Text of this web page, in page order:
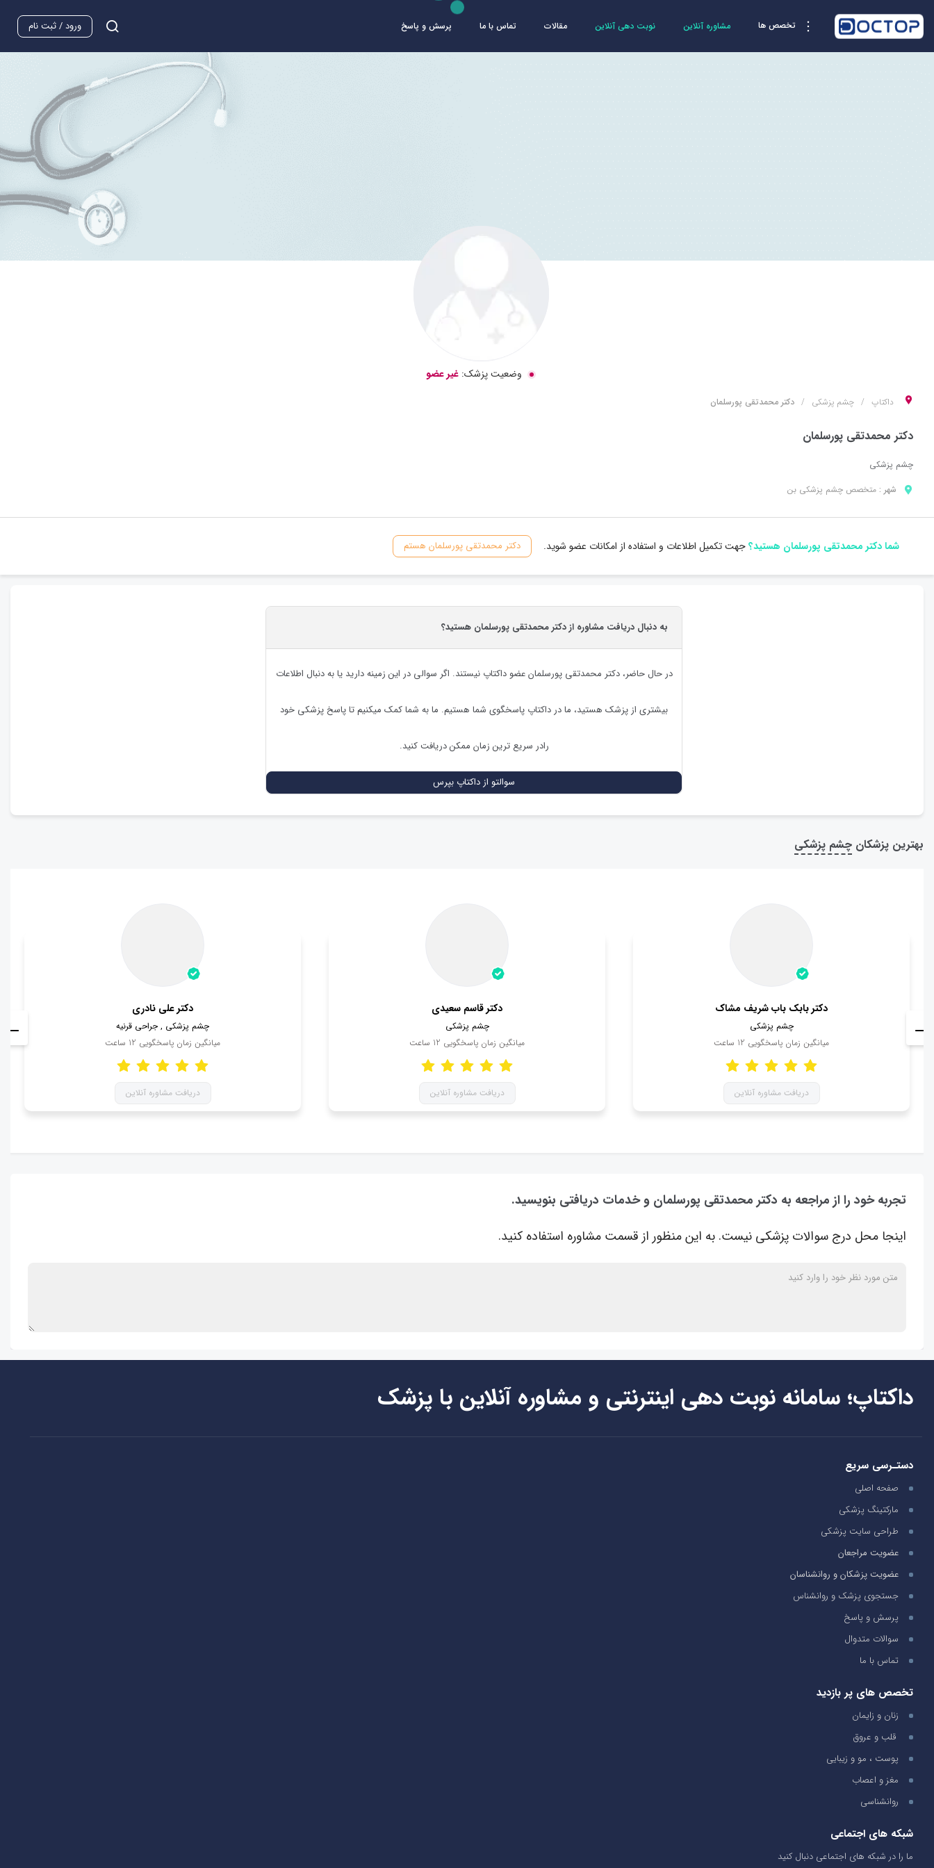
تخصص ها مشاوره آنلاین نوبت دهی آنلاین مقالات تماس با ما پرسش و پاسخ ورود / ثبت نام
وضعیت پزشک: غیر عضو
داکتاپ چشم پزشکی دکتر محمدتقی پورسلمان
دکتر محمدتقی پورسلمان
چشم پزشکی
شهر : متخصص چشم پزشکی بن
شما دکتر محمدتقی پورسلمان هستید؟جهت تکمیل اطلاعات و استفاده از امکانات عضو شوید. دکتر محمدتقی پورسلمان هستم
به دنبال دریافت مشاوره از دکتر محمدتقی پورسلمان هستید؟
در حال حاضر،دکتر محمدتقی پورسلمانعضو داکتاپ نیستند. اگر سوالی در این زمینه دارید یا به دنبال اطلاعات
بیشتری از پزشک هستید، ما در داکتاپ پاسخگوی شما هستیم. ما به شما کمک میکنیم تا پاسخ پزشکی خود
رادر سریع ترین زمان ممکن دریافت کنید.
سوالتو از داکتاپ بپرس
بهترین پزشکان چشم پزشکی
دکتر علی نادری
چشم پزشکی , جراحی قرنیه
میانگین زمان پاسخگویی 12 ساعت
دریافت مشاوره آنلاین
دکتر قاسم سعیدی
چشم پزشکی
میانگین زمان پاسخگویی 12 ساعت
دریافت مشاوره آنلاین
دکتر بابک باب شریف مشاک
چشم پزشکی
میانگین زمان پاسخگویی 12 ساعت
دریافت مشاوره آنلاین
تجربه خود را از مراجعه به دکتر محمدتقی پورسلمان و خدمات دریافتی بنویسید.
اینجا محل درج سوالات پزشکی نیست. به این منظور از قسمت مشاوره استفاده کنید.
داکتاپ؛ سامانه نوبت دهی اینترنتی و مشاوره آنلاین با پزشک
دستـرسی سریع
صفحه اصلی
مارکتینگ پزشکی
طراحی سایت پزشکی
عضویت مراجعان
عضویت پزشکان و روانشناسان
جستجوی پزشک و روانشناس
پرسش و پاسخ
سوالات متدوال
تماس با ما
تخصص های پر بازدید
زنان و زایمان
قلب و عروق
پوست ، مو و زیبایی
مغز و اعصاب
روانشناسی
شبکه های اجتماعی
ما را در شبکه های اجتماعی دنبال کنید